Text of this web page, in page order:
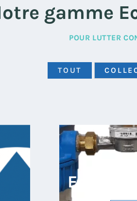
gamme
POUR LUTTER
TOUT